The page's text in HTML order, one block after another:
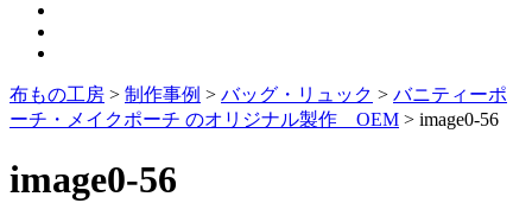
布もの工房 > 制作事例 > バッグ・リュック > バニティーポ
ーチ・メイクポーチ のオリジナル製作 OEM > image0-56
image0-56